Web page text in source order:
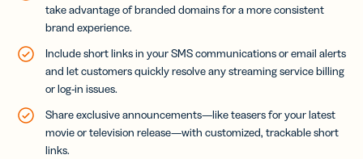
take advantage of branded domains for a more consistent
brand experience.
Include short links in your SMS communications or email alerts
and let customers quickly resolve any streaming service billing
or log-in issues.
Share exclusive announcements—like teasers for your latest
movie or television release—with customized, trackable short
links.